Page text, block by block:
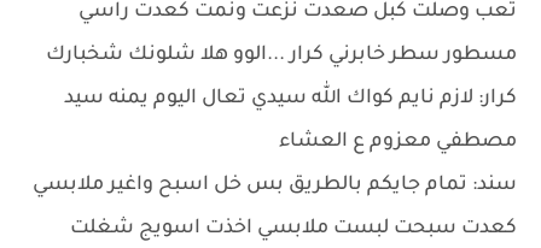
تعب وصلت كبل صعدت نزعت ونمت كعدت راسي
مسطور سطر خابرني كرار ...الوو هلا شلونك شخبارك
كرار: لازم نايم كواك الله سيدي تعال اليوم يمنه سيد
مصطفي معزوم ع العشاء
سند: تمام جايكم بالطريق بس خل اسبح واغير ملابسي
كعدت سبحت لبست ملابسي اخذت اسويج شغلت